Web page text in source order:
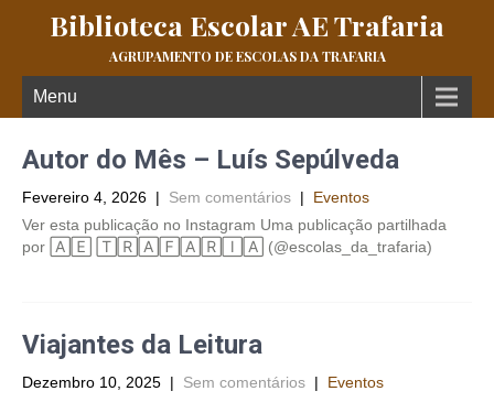
Biblioteca Escolar AE Trafaria
AGRUPAMENTO DE ESCOLAS DA TRAFARIA
Menu
Autor do Mês – Luís Sepúlveda
Fevereiro 4, 2026 | Sem comentários | Eventos
Ver esta publicação no Instagram Uma publicação partilhada
por 🄰🄴 🅃🅁🄰🄵🄰🅁🄸🄰 (@escolas_da_trafaria)
Viajantes da Leitura
Dezembro 10, 2025 | Sem comentários | Eventos